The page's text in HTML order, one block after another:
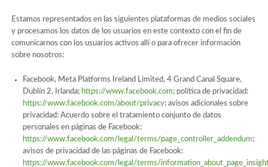
Estamos representados en las siguientes plataformas de medios sociales
y procesamos los datos de los usuarios en este contexto con el fin de
comunicarnos con los usuarios activos allí o para ofrecer información
sobre nosotros:
Facebook, Meta Platforms Ireland Limited, 4 Grand Canal Square,
Dublín 2, Irlanda; https://www.facebook.com; política de privacidad:
https://www.facebook.com/about/privacy; avisos adicionales sobre
privacidad: Acuerdo sobre el tratamiento conjunto de datos
personales en páginas de Facebook:
https://www.facebook.com/legal/terms/page_controller_addendum;
avisos de privacidad de las páginas de Facebook:
https://www.facebook.com/legal/terms/